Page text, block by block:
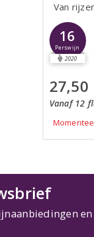
Van
16
Perswijn
2020
27,50
Vanaf 12